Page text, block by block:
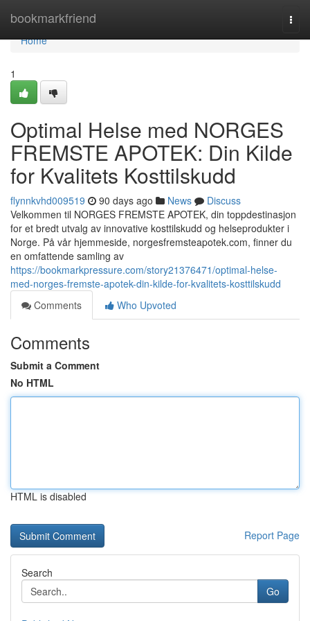
bookmarkfriend
Home
Home
1
Optimal Helse med NORGES
FREMSTE APOTEK: Din Kilde
for Kvalitets Kosttilskudd
flynnkvhd009519 90 days ago News
Discuss
Velkommen til NORGES FREMSTE APOTEK, din toppdestinasjon
for et bredt utvalg av innovative kosttilskudd og helseprodukter i
Norge. På vår hjemmeside, norgesfremsteapotek.com, finner du
en omfattende samling av
https://bookmarkpressure.com/story21376471/optimal-helse-
med-norges-fremste-apotek-din-kilde-for-kvalitets-kosttilskudd
Comments
Who Upvoted
Comments
Submit a Comment
No HTML
HTML is disabled
Report Page
Search
Go